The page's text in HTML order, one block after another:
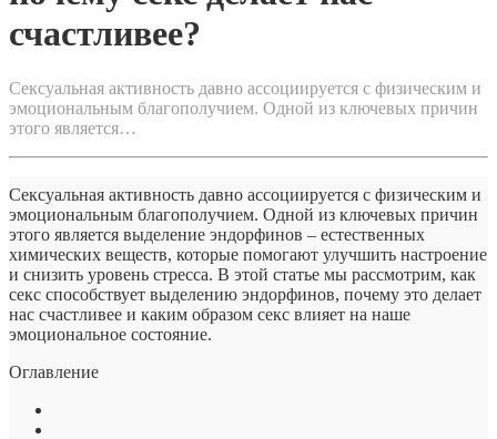
счастливее?
Сексуальная активность давно ассоциируется с физическим и
эмоциональным благополучием. Одной из ключевых причин
этого является…
Сексуальная активность давно ассоциируется с физическим и
эмоциональным благополучием. Одной из ключевых причин
этого является выделение эндорфинов – естественных
химических веществ, которые помогают улучшить настроение
и снизить уровень стресса. В этой статье мы рассмотрим, как
секс способствует выделению эндорфинов, почему это делает
нас счастливее и каким образом секс влияет на наше
эмоциональное состояние.
Оглавление